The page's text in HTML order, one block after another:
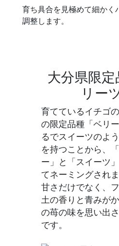
育ち具合を見極めて細かく
調整します。
大分県限定
リー
育てているイチゴ
の限定品種「ベリ
るでスイーツのよ
を持つことから、
ー」と「スイーツ
てネーミングされま
甘さだけでなく、
土の香りと青みが
の苺の味を思い出
です。